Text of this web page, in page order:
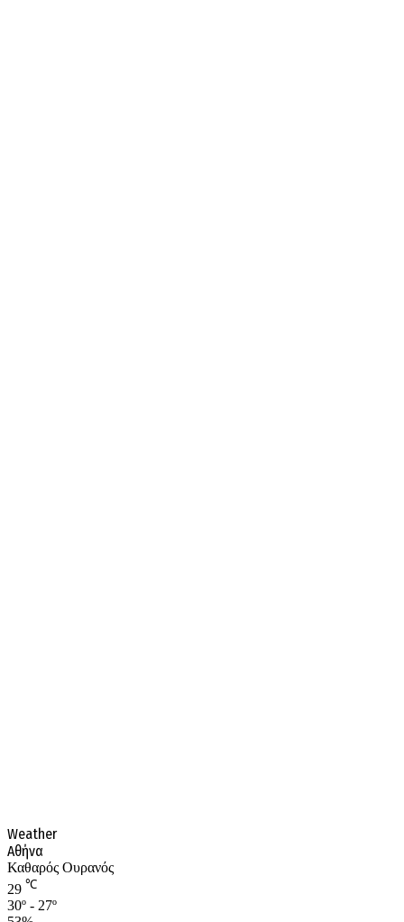
Weather
Αθήνα
Καθαρός Ουρανός
29 ℃
30º - 27º